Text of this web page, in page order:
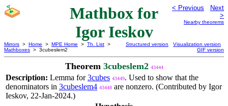
Mathbox for
Igor Ieskov
< Previous
Next
>
Nearby theorems
Mirrors > Home > MPE Home > Th. List >
Mathboxes > 3cubeslem2
Structured version
Visualization version
GIF version
Theorem 3cubeslem2 43444
Description: Lemma for3cubes 43449. Used to show that the
denominators in 3cubeslem4 43448 are nonzero. (Contributed by Igor
Ieskov, 22-Jan-2024.)